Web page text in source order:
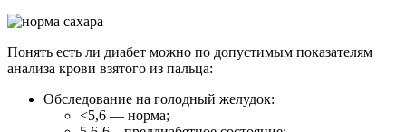
Понять есть ли диабет можно по допустимым показателям
анализа крови взятого из пальца:
Обследование на голодный желудок:
<5,6 — норма;